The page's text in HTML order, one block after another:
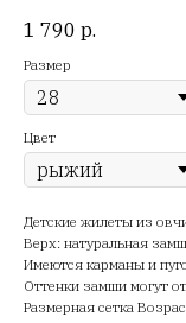
1 790 р.
Размер
Цвет
Детские жилеты из
Верх: натуральная
Имеются карманы и
Оттенки замши могут
Размерная сетка